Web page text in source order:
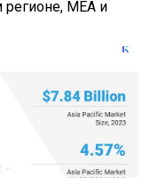
MEA и